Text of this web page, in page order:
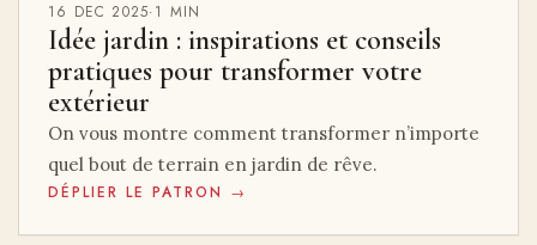
16 DEC 2025·1 MIN
Idée jardin : inspirations et conseils
pratiques pour transformer votre
extérieur
On vous montre comment transformer n’importe
quel bout de terrain en jardin de rêve.
DÉPLIER LE PATRON →